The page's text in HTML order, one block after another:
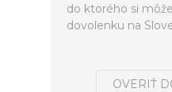
do ktorého si
dovolenku na
OVERIŤ